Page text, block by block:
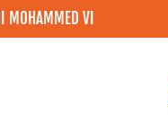
MOHAMMED VI